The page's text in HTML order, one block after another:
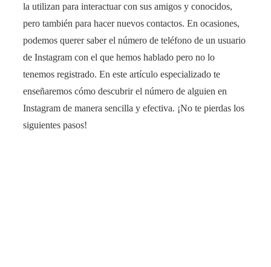
la utilizan para interactuar con sus amigos y conocidos,
pero también para hacer nuevos contactos. En ocasiones,
podemos querer saber el número de teléfono de un usuario
de Instagram con el que hemos hablado pero no lo
tenemos registrado. En este artículo especializado te
enseñaremos cómo descubrir el número de alguien en
Instagram de manera sencilla y efectiva. ¡No te pierdas los
siguientes pasos!